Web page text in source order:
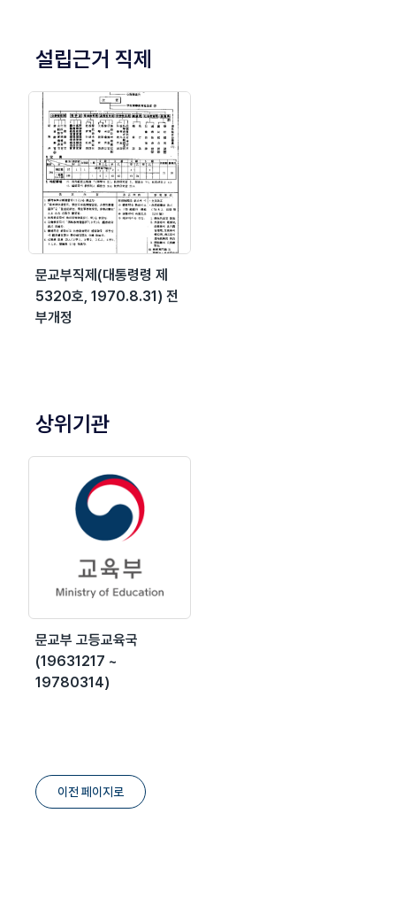
설립근거 직제
문교부직제(대통령령 제
5320호, 1970.8.31) 전
부개정
상위기관
문교부 고등교육국
(19631217 ~
19780314)
이전 페이지로